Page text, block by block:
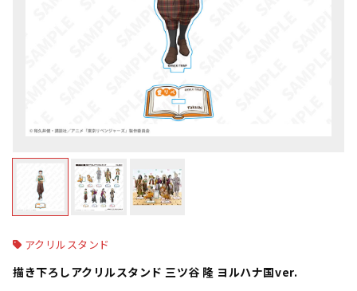
アクリルスタンド
描き下ろしアクリルスタンド 三ツ谷 隆 ヨルハナ国ver.